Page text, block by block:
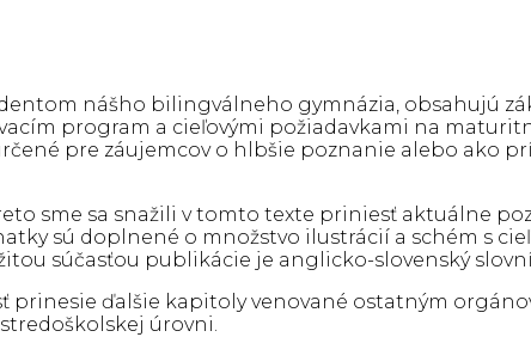
nášho bilingválneho gymnázia, obsahujú
program a cieľovými požiadavkami na
pre záujemcov o hlbšie poznanie alebo ako
sme sa snažili v tomto texte priniesť aktuálne
sú doplnené o množstvo ilustrácií a schém s
súčasťou publikácie je anglicko-slovenský
prinesie ďalšie kapitoly venované ostatným
úrovni.